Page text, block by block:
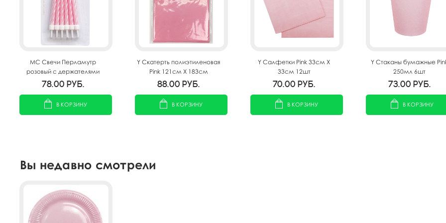
MС Свечи Перламутр
розовый с держателями
12шт 6см
78.00 руб.
В КОРЗИНУ
Y Скатерть полиэтиленовая
Pink 121см X 183см
88.00 руб.
В КОРЗИНУ
Y Салфетки Pink 33см X
33см 12шт
70.00 руб.
В КОРЗИНУ
Y Стаканы бумажные
250мл 6шт
73.00 руб.
В КОРЗИНУ
Вы недавно смотрели